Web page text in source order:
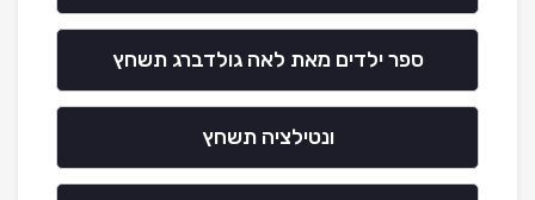
ספר ילדים מאת לאה גולדברג תשחץ
ונטילציה תשחץ